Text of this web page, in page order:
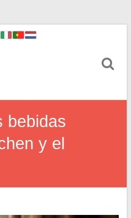
bebidas
y el